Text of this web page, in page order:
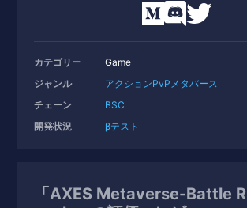
カテゴリー
Game
ジャンル
アクションPvP メタバース
チェーン
BSC
開発状況
βテスト
「AXES Metaverse-Battle R